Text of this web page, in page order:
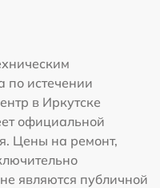
по истечении
в Иркутске
официальной
Цены на ремонт,
являются публичной